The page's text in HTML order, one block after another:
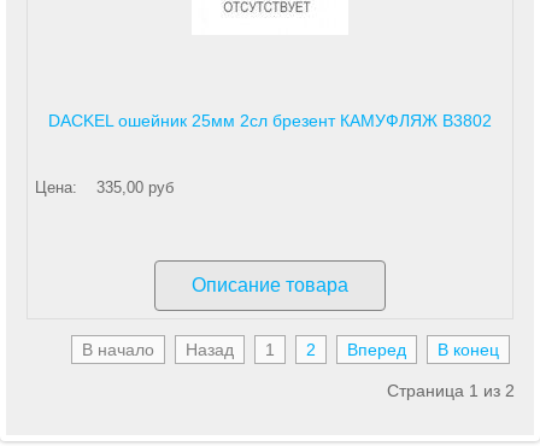
DACKEL ошейник 25мм 2сл брезент КАМУФЛЯЖ В3802
Цена: 335,00 руб
Описание товара
В начало Назад 1 2 Вперед В конец
Страница 1 из 2